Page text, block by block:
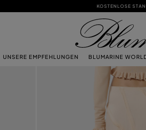
KOSTENLOSE
UNSERE EMPFEHLUNGEN BLUMARINE